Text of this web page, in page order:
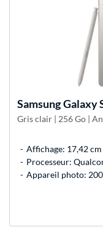
SamsungGalaxy
Gris clair | 256 Go |
Affichage: 17,42
Processeur:
Appareil photo: